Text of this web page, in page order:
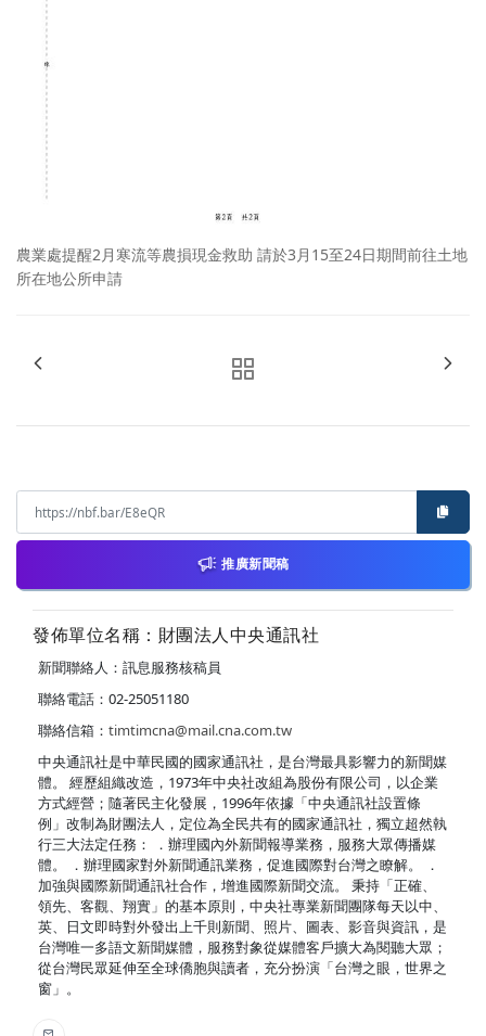
農業處提醒2月寒流等農損現金救助 請於3月15至24日期間前往土地
所在地公所申請
推廣新聞稿
發佈單位名稱：財團法人中央通訊社
新聞聯絡人：訊息服務核稿員
聯絡電話：02-25051180
聯絡信箱： timtimcna@mail.cna.com.tw
中央通訊社是中華民國的國家通訊社，是台灣最具影響力的新聞媒
體。 經歷組織改造，1973年中央社改組為股份有限公司，以企業
方式經營；隨著民主化發展，1996年依據「中央通訊社設置條
例」改制為財團法人，定位為全民共有的國家通訊社，獨立超然執
行三大法定任務： ．辦理國內外新聞報導業務，服務大眾傳播媒
體。 ．辦理國家對外新聞通訊業務，促進國際對台灣之瞭解。 ．
加強與國際新聞通訊社合作，增進國際新聞交流。 秉持「正確、
領先、客觀、翔實」的基本原則，中央社專業新聞團隊每天以中、
英、日文即時對外發出上千則新聞、照片、圖表、影音與資訊，是
台灣唯一多語文新聞媒體，服務對象從媒體客戶擴大為閱聽大眾；
從台灣民眾延伸至全球僑胞與讀者，充分扮演「台灣之眼，世界之
窗」。